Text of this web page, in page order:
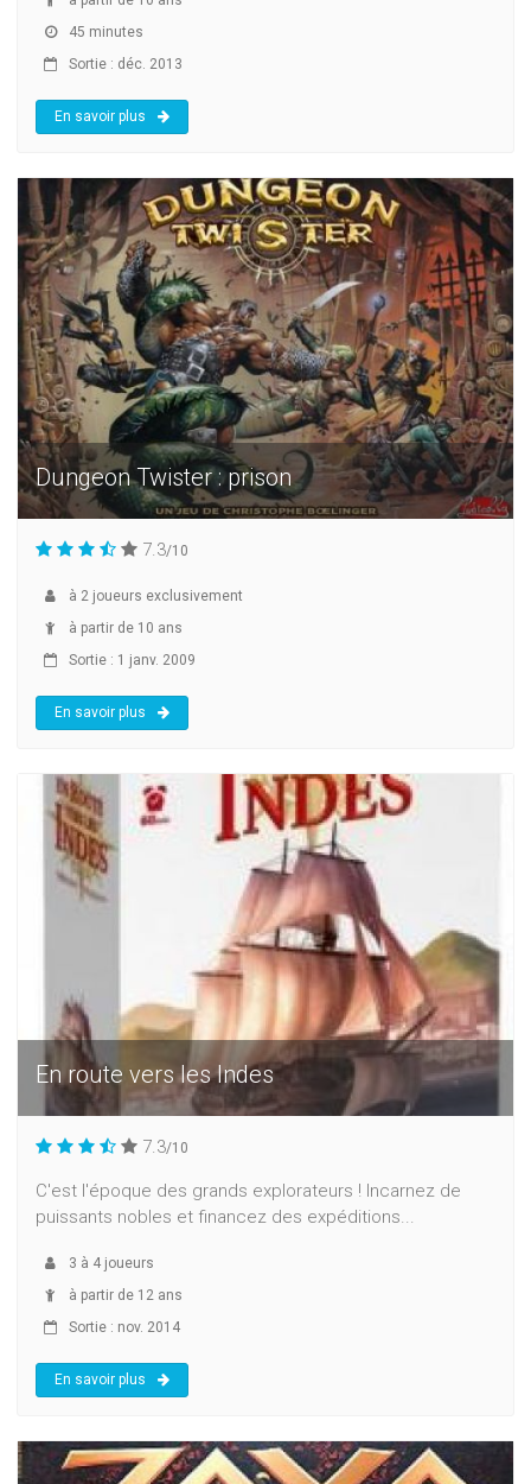
45 minutes
Sortie : déc. 2013
En savoir plus
Dungeon Twister : prison
7.3/10
à 2 joueurs exclusivement
à partir de 10 ans
Sortie : 1 janv. 2009
En savoir plus
En route vers les Indes
7.3/10
C'est l'époque des grands explorateurs ! Incarnez de
puissants nobles et financez des expéditions...
3 à 4 joueurs
à partir de 12 ans
Sortie : nov. 2014
En savoir plus